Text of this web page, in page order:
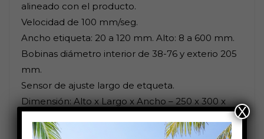
alineado con el producto.
Velocidad de 100 mm/seg.
Ancho etiqueta: 20 a 120 mm. Alto: 8 a 600 mm.
Bobinas diámetro interior de 38-76 y exterio 205
mm.
Sensor de ajuste largo de etqueta.
Dimensión: Alto x Largo x Ancho – 250 x 300 x
X